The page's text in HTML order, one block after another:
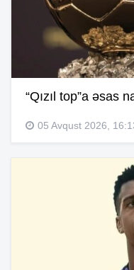
“Qızıl top”a əsas
05 Avqust 2026,